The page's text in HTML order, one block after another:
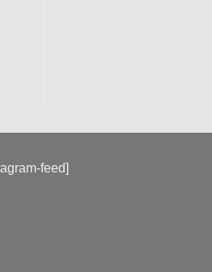
feed]